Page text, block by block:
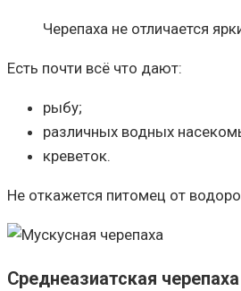
Черепаха не отличается
Есть почти всё что дают:
рыбу;
различных водных
креветок.
Не откажется питомец от
Среднеазиатская черепаха